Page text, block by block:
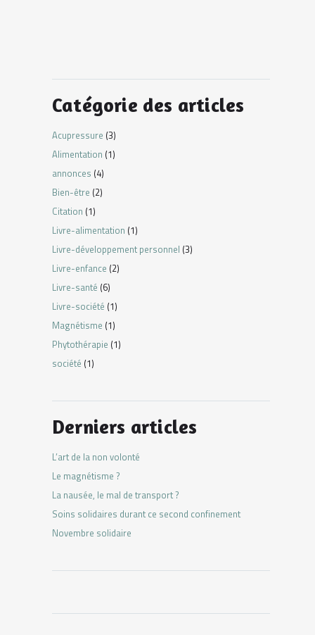
Catégorie des articles
Acupressure (3)
Alimentation (1)
annonces (4)
Bien-être (2)
Citation (1)
Livre-alimentation (1)
Livre-développement personnel (3)
Livre-enfance (2)
Livre-santé (6)
Livre-société (1)
Magnétisme (1)
Phytothérapie (1)
société (1)
Derniers articles
L’art de la non volonté
Le magnétisme ?
La nausée, le mal de transport ?
Soins solidaires durant ce second confinement
Novembre solidaire